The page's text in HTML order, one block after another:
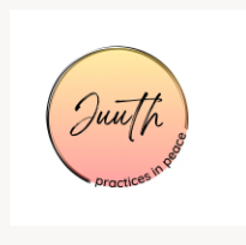
content